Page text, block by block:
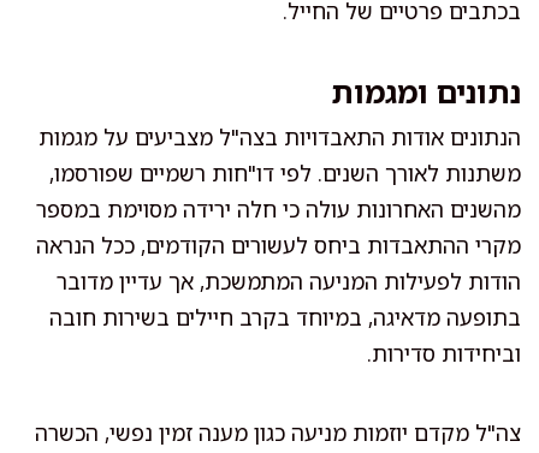
בכתבים פרטיים של החייל.
נתונים ומגמות
הנתונים אודות התאבדויות בצה"ל מצביעים על מגמות
משתנות לאורך השנים. לפי דו"חות רשמיים שפורסמו,
מהשנים האחרונות עולה כי חלה ירידה מסוימת במספר
מקרי ההתאבדות ביחס לעשורים הקודמים, ככל הנראה
הודות לפעילות המניעה המתמשכת, אך עדיין מדובר
בתופעה מדאיגה, במיוחד בקרב חיילים בשירות חובה
וביחידות סדירות.
צה"ל מקדם יוזמות מניעה כגון מענה זמין נפשי, הכשרה